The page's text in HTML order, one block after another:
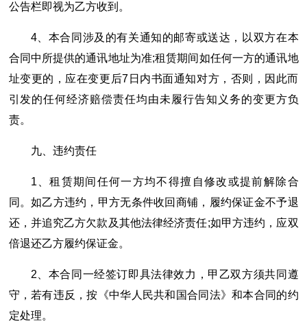
公告栏即视为乙方收到。
4、本合同涉及的有关通知的邮寄或送达，以双方在本
合同中所提供的通讯地址为准;租赁期间如任何一方的通讯地
址变更的，应在变更后7日内书面通知对方，否则，因此而
引发的任何经济赔偿责任均由未履行告知义务的变更方负
责。
九、违约责任
1、租赁期间任何一方均不得擅自修改或提前解除合
同。如乙方违约，甲方无条件收回商铺，履约保证金不予退
还，并追究乙方欠款及其他法律经济责任;如甲方违约，应双
倍退还乙方履约保证金。
2、本合同一经签订即具法律效力，甲乙双方须共同遵
守，若有违反，按《中华人民共和国合同法》和本合同的约
定处理。